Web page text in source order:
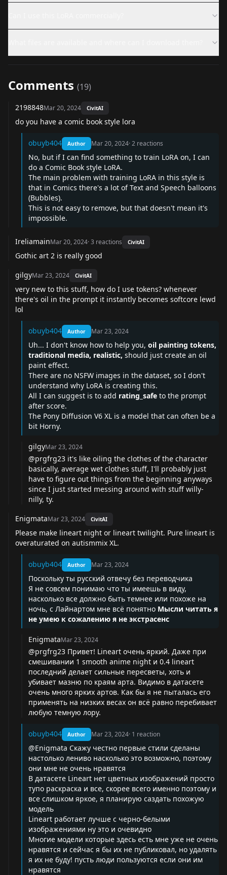
Comments (19)
2198848Mar 20, 2024 CivitAI
do you have a comic book style lora
obuyb404 Author Mar 20, 2024·2 reactions
No, but if I can find something to train LoRA on, I can
do a Comic Book style LoRA.
The main problem with training LoRA in this style is
that in Comics there's a lot of Text and Speech balloons
(Bubbles).
This is not easy to remove, but that doesn't mean it's
impossible.
IreliamainMar 20, 2024·3 reactions CivitAI
Gothic art 2 is really good
gilgyMar 23, 2024 CivitAI
very new to this stuff, how do I use tokens? whenever
there's oil in the prompt it instantly becomes softcore lewd
lol
obuyb404 Author Mar 23, 2024
Uh... I don't know how to help you, oil painting tokens,
traditional media, realistic, should just create an oil
paint effect.
There are no NSFW images in the dataset, so I don't
understand why LoRA is creating this.
All I can suggest is to add rating_safe to the prompt
after score.
The Pony Diffusion V6 XL is a model that can often be a
bit Horny.
gilgyMar 23, 2024
@prgfrg23 it's like oiling the clothes of the character
basically, average wet clothes stuff, I'll probably just
have to figure out things from the beginning anyways
since I just started messing around with stuff willy-
nilly, ty.
EnigmataMar 23, 2024 CivitAI
Please make lineart night or lineart twilight. Pure lineart is
overaturated on autismmix XL.
obuyb404 Author Mar 23, 2024
Поскольку ты русский отвечу без переводчика
Я не совсем понимаю что ты имеешь в виду,
насколько все должно быть темнее или похоже на
ночь, с Лайнартом мне всё понятно Мысли читать я
не умею к сожалению я не экстрасенс
EnigmataMar 23, 2024
@prgfrg23 Привет! Lineart очень яркий. Даже при
смешивании 1 smooth anime night и 0.4 lineart
последний делает сильные пересветы, хоть и
убивает мазню по краям арта. Видимо в датасете
очень много ярких артов. Как бы я не пыталась его
применять на низких весах он всё равно перебивает
любую темную лору.
obuyb404 Author Mar 23, 2024· 1 reaction
@Enigmata Скажу честно первые стили сделаны
настолько лениво насколько это возможно, поэтому
они мне не очень нравятся
В датасете Lineart нет цветных изображений просто
тупо раскраска и все, скорее всего именно поэтому и
все слишком яркое, я планирую саздать похожую
модель
Lineart работает лучше с черно-белыми
изображениями ну это и очевидно
Многие модели которые здесь есть мне уже не очень
нравятся и сейчас я бы их не публиковал, но удалять
я их не буду! пусть люди пользуются если они им
нравятся